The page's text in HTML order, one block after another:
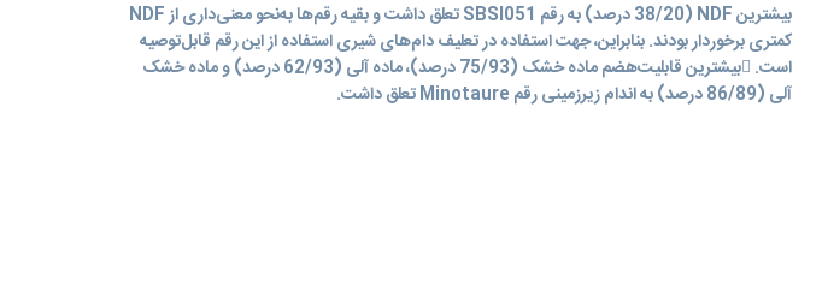
بیشترین NDF (38/20 درصد) به رقم SBSI051 تعلق داشت و بقیه رقم‌ها به‌نحو معنی‌داری از NDF
کمتری برخوردار بودند. بنابراین، جهت استفاده در تعلیف دام‌های شیری استفاده از این رقم قابل‌توصیه
است. بیشترین قابلیت‌هضم ماده خشک (75/93 درصد)، ماده آلی (62/93 درصد) و ماده خشک
آلی (86/89 درصد) به اندام زیرزمینی رقم Minotaure تعلق داشت.